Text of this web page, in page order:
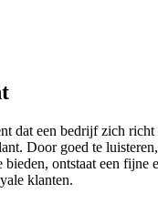
dat een bedrijf zich richt
Door goed te
bieden, ontstaat een fijne
klanten.